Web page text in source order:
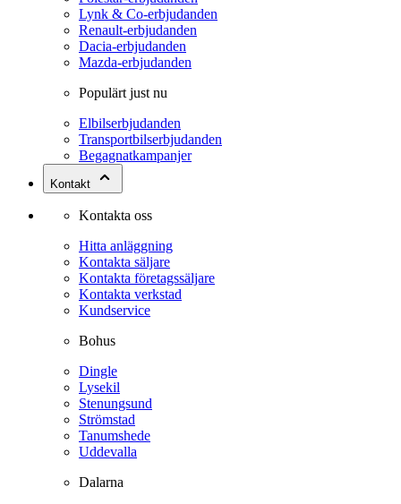
Lynk & Co-erbjudanden
Renault-erbjudanden
Dacia-erbjudanden
Mazda-erbjudanden
Populärt just nu
Elbilserbjudanden
Transportbilserbjudanden
Begagnatkampanjer
Kontakt
Kontakta oss
Hitta anläggning
Kontakta säljare
Kontakta företagssäljare
Kontakta verkstad
Kundservice
Bohus
Dingle
Lysekil
Stenungsund
Strömstad
Tanumshede
Uddevalla
Dalarna